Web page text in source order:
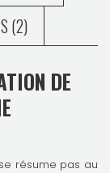
(2)
DE
résume pas au